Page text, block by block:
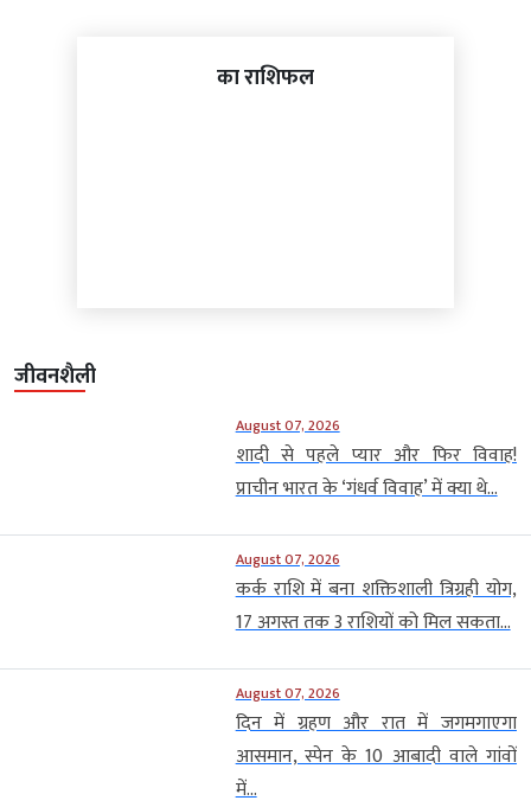
का राशिफल
जीवनशैली
August 07, 2026
शादी से पहले प्यार और फिर विवाह!
प्राचीन भारत के ‘गंधर्व विवाह’ में क्या थे...
August 07, 2026
कर्क राशि में बना शक्तिशाली त्रिग्रही योग,
17 अगस्त तक 3 राशियों को मिल सकता...
August 07, 2026
दिन में ग्रहण और रात में जगमगाएगा
आसमान, स्पेन के 10 आबादी वाले गांवों
में...